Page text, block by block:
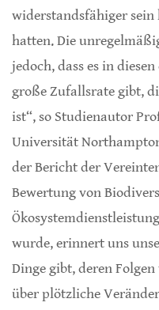
widerstandsfähiger
hatten. Die
jedoch, dass es in
große Zufallsrate gibt,
ist“, so Studienautor
Universität
der Bericht der
Bewertung von
wurde, erinnert uns
Dinge gibt, deren
über plötzliche